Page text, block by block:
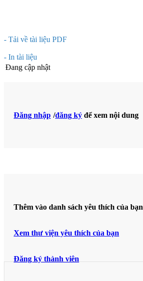
- Tải về tài liệu PDF
- In tài liệu
Đang cập nhật
Đăng nhập /đăng ký để xem nội dung
Thêm vào danh sách yêu thích của bạn
Xem thư viện yêu thích của bạn
Đăng ký thành viên